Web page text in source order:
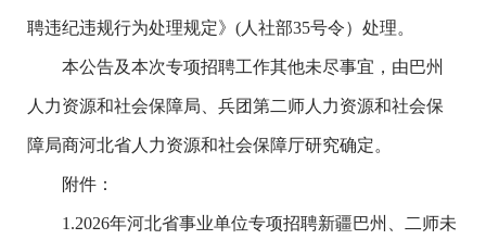
聘违纪违规行为处理规定》(人社部35号令）处理。
本公告及本次专项招聘工作其他未尽事宜，由巴州
人力资源和社会保障局、兵团第二师人力资源和社会保
障局商河北省人力资源和社会保障厅研究确定。
附件：
1.2026年河北省事业单位专项招聘新疆巴州、二师未